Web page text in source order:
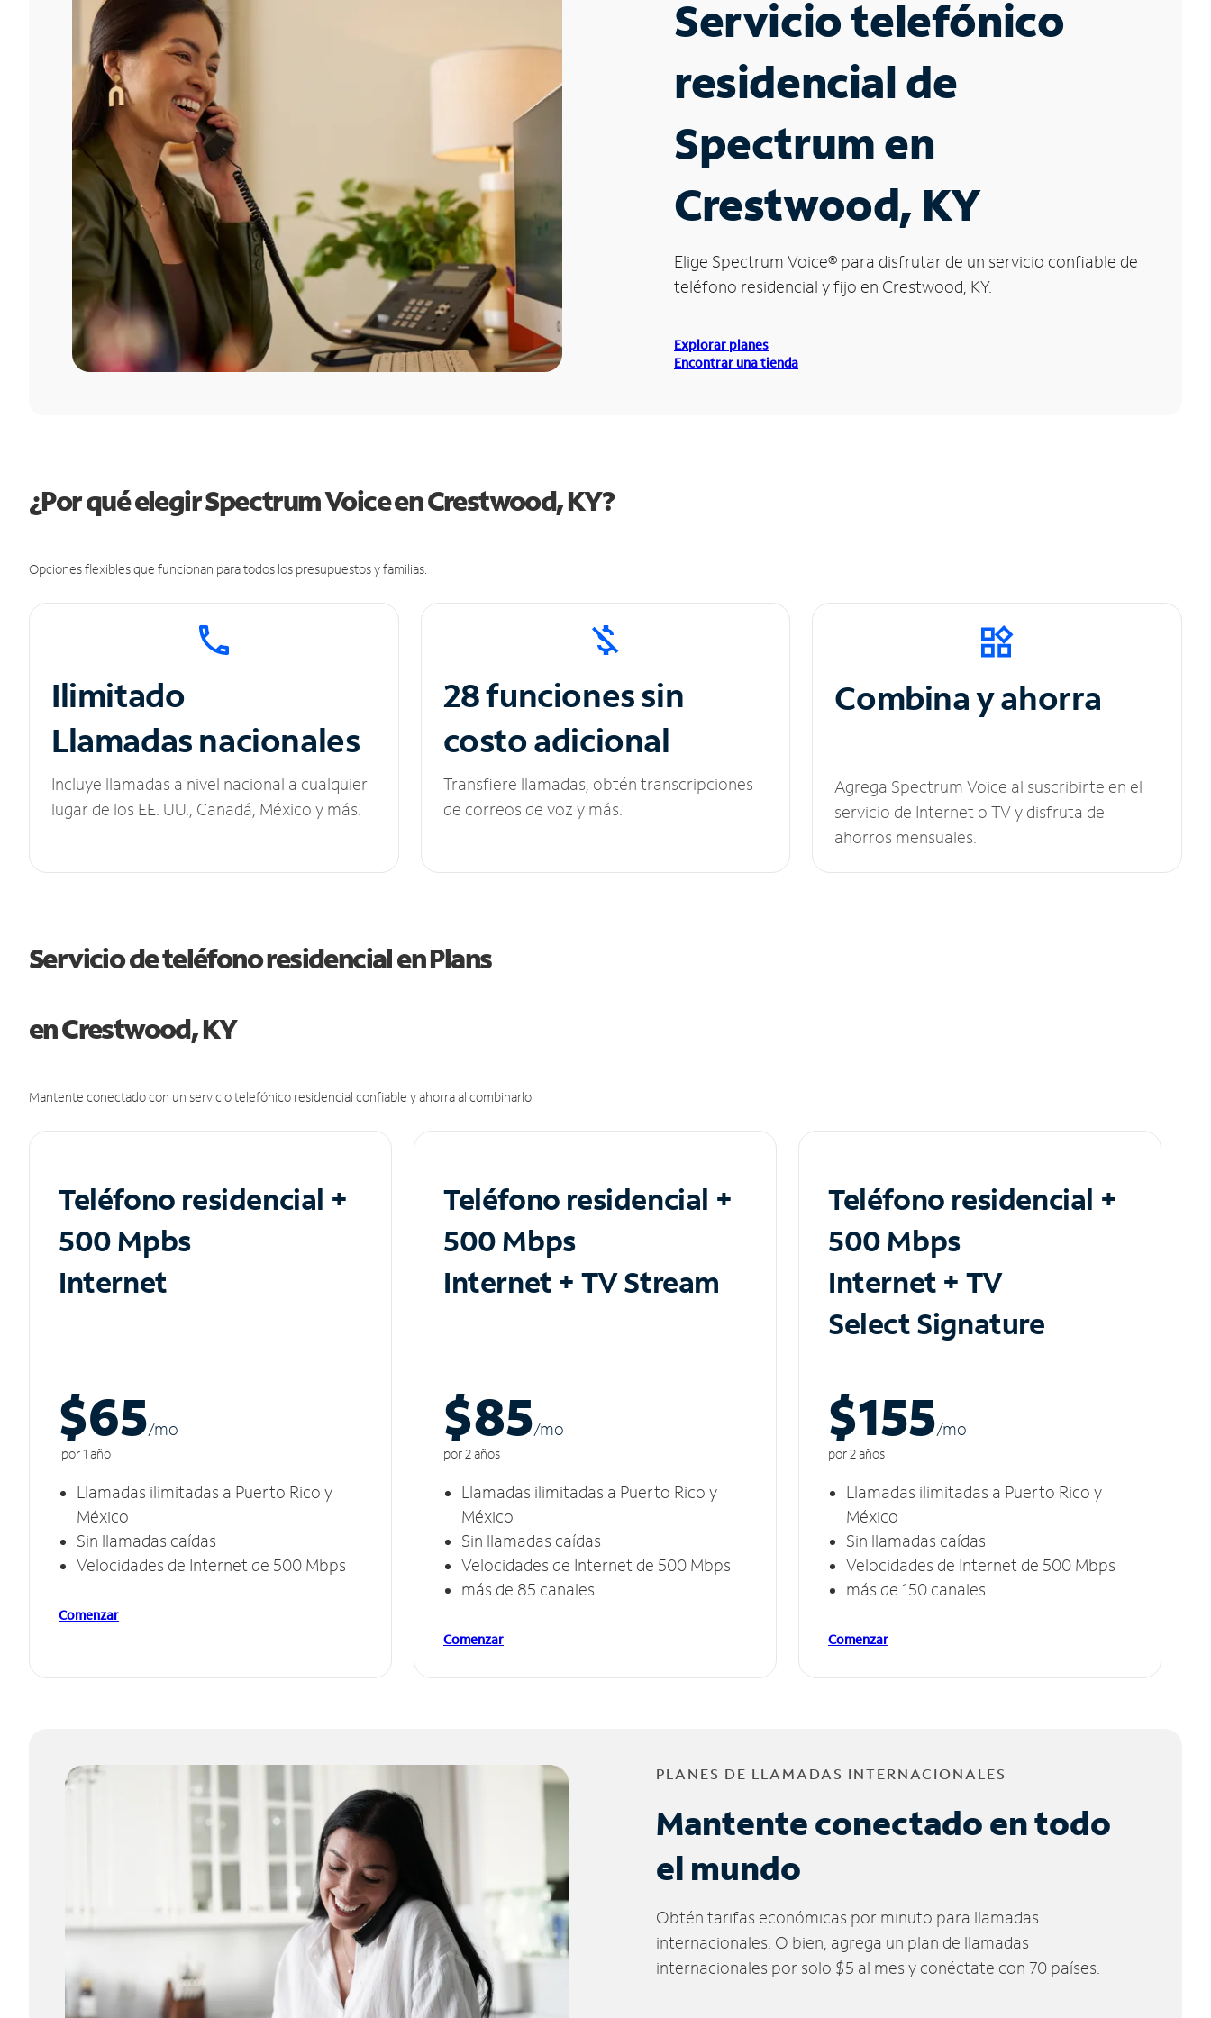
Servicio telefónico
residencial de
Spectrum en
Crestwood, KY
Elige Spectrum Voice® para disfrutar de un servicio confiable de
teléfono residencial y fijo en Crestwood, KY.
Explorar planes
Encontrar una tienda
¿Por qué elegir Spectrum Voice en Crestwood, KY?
Opciones flexibles que funcionan para todos los presupuestos y familias.
Ilimitado
Llamadas nacionales
Incluye llamadas a nivel nacional a cualquier
lugar de los EE. UU., Canadá, México y más.
28 funciones sin
costo adicional
Transfiere llamadas, obtén transcripciones
de correos de voz y más.
Combina y ahorra
Agrega Spectrum Voice al suscribirte en el
servicio de Internet o TV y disfruta de
ahorros mensuales.
Servicio de teléfono residencial en Plans
en Crestwood, KY
Mantente conectado con un servicio telefónico residencial confiable y ahorra al combinarlo.
Teléfono residencial +
500 Mpbs
Internet
$65/mo
por 1 año
Llamadas ilimitadas a Puerto Rico y
México
Sin llamadas caídas
Velocidades de Internet de 500 Mbps
Comenzar
Teléfono residencial +
500 Mbps
Internet + TV Stream
$85/mo
por 2 años
Llamadas ilimitadas a Puerto Rico y
México
Sin llamadas caídas
Velocidades de Internet de 500 Mbps
más de 85 canales
Comenzar
Teléfono residencial +
500 Mbps
Internet + TV
Select Signature
$155/mo
por 2 años
Llamadas ilimitadas a Puerto Rico y
México
Sin llamadas caídas
Velocidades de Internet de 500 Mbps
más de 150 canales
Comenzar
PLANES DE LLAMADAS INTERNACIONALES
Mantente conectado en todo
el mundo
Obtén tarifas económicas por minuto para llamadas
internacionales. O bien, agrega un plan de llamadas
internacionales por solo $5 al mes y conéctate con 70 países.